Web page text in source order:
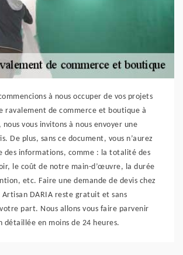
à nous occuper de vos projets
ravalement de commerce et boutique à
nous vous invitons à nous envoyer une
De plus, sans ce document, vous n’aurez
des informations, comme : la totalité des
le coût de notre main-d’œuvre, la durée
etc. Faire une demande de devis chez
DARIA reste gratuit et sans
part. Nous allons vous faire parvenir
détaillée en moins de 24 heures.